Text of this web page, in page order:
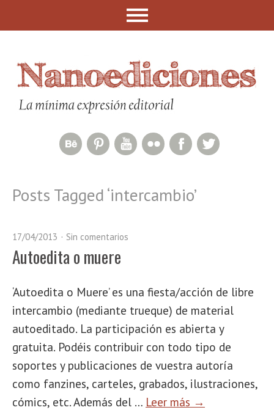
Facebook
Flickr
YouTube
Pinterest
Behance Network
Posts Tagged ‘intercambio’
17/04/2013 Sin comentarios
Autoedita o muere
‘Autoedita o Muere’ es una fiesta/acción de libre
intercambio (mediante trueque) de material
autoeditado. La participación es abierta y
gratuita. Podéis contribuir con todo tipo de
soportes y publicaciones de vuestra autoría
como fanzines, carteles, grabados, ilustraciones,
cómics, etc. Además del … Leer más →